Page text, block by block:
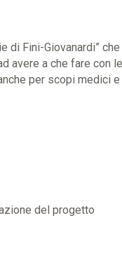
di Fini-Giovanardi”
avere a che fare con
per scopi medici
del progetto